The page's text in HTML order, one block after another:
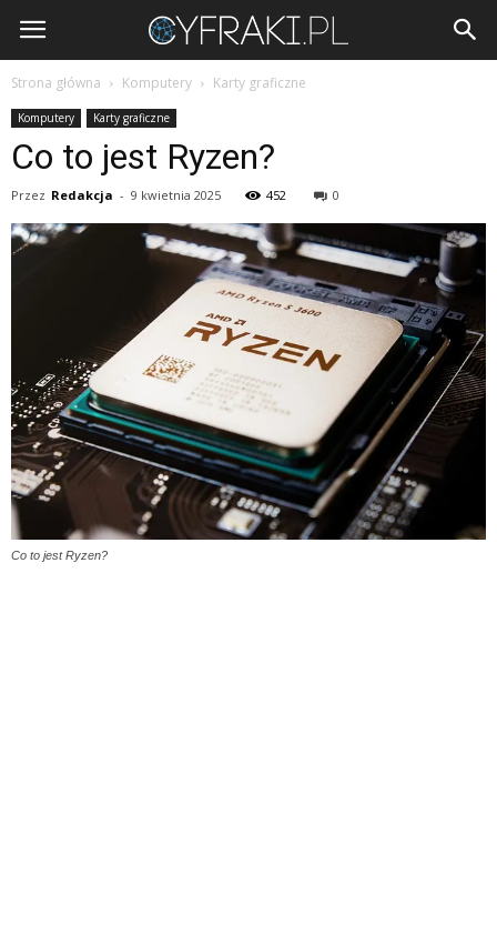
Cyfraki.pl
Strona główna Komputery Karty graficzne
Komputery Karty graficzne
Co to jest Ryzen?
Przez Redakcja - 9 kwietnia 2025 452 0
Co to jest Ryzen?